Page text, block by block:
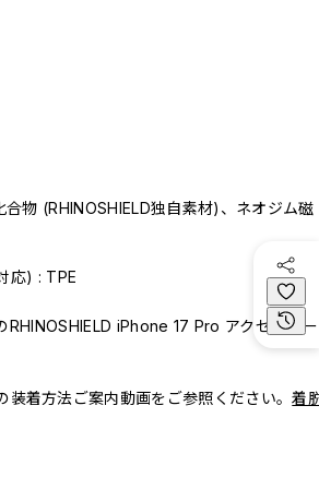
合物 (RHINOSHIELD独自素材)、ネオジム磁
応) : TPE
iPhone 17 Pro アクセサリー
装着方法ご案内動画をご参照ください。着